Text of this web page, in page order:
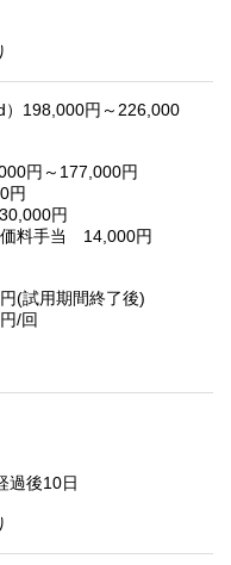
）198,000円～226,000
円～177,000円
円
円
料手当 14,000円
(試用期間終了後)
/回
過後10日